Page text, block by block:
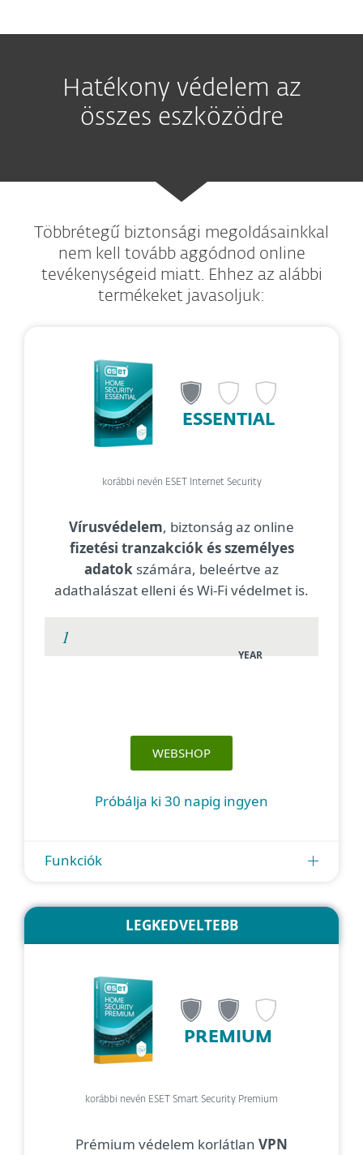
Hatékony védelem az
összes eszközödre
Többrétegű biztonsági megoldásainkkal
nem kell tovább aggódnod online
tevékenységeid miatt. Ehhez az alábbi
termékeket javasoljuk:
ESSENTIAL
korábbi nevén ESET Internet Security
Vírusvédelem, biztonság az online
fizetési tranzakciók és személyes
adatok számára, beleértve az
adathalászat elleni és Wi-Fi védelmet is.
YEAR
WEBSHOP
Próbálja ki 30 napig ingyen
Funkciók
LEGKEDVELTEBB
PREMIUM
korábbi nevén ESET Smart Security Premium
Prémium védelem korlátlan VPN